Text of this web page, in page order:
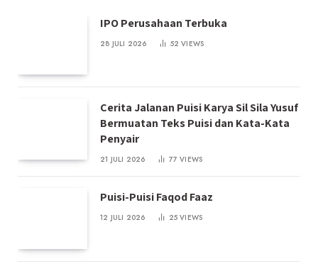
IPO Perusahaan Terbuka
28 JULI 2026 52VIEWS
Cerita Jalanan Puisi Karya Sil Sila Yusuf
Bermuatan Teks Puisi dan Kata-Kata
Penyair
21 JULI 2026 77VIEWS
Puisi-Puisi Faqod Faaz
12 JULI 2026 25VIEWS